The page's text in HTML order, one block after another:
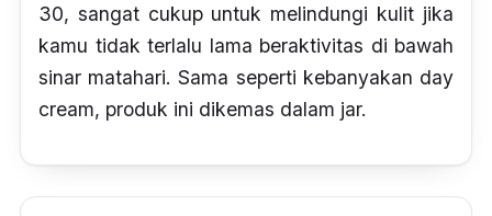
30, sangat cukup untuk melindungi kulit jika
kamu tidak terlalu lama beraktivitas di bawah
sinar matahari. Sama seperti kebanyakan day
cream, produk ini dikemas dalam jar.